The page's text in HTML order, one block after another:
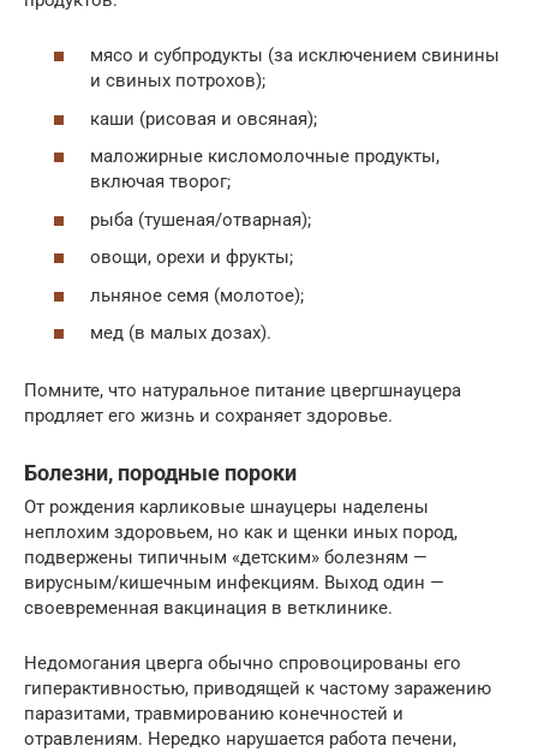
мясо и субпродукты (за исключением свинины
и свиных потрохов);
каши (рисовая и овсяная);
маложирные кисломолочные продукты,
включая творог;
рыба (тушеная/отварная);
овощи, орехи и фрукты;
льняное семя (молотое);
мед (в малых дозах).
Помните, что натуральное питание цвергшнауцера
продляет его жизнь и сохраняет здоровье.
Болезни, породные пороки
От рождения карликовые шнауцеры наделены
неплохим здоровьем, но как и щенки иных пород,
подвержены типичным «детским» болезням —
вирусным/кишечным инфекциям. Выход один —
своевременная вакцинация в ветклинике.
Недомогания цверга обычно спровоцированы его
гиперактивностью, приводящей к частому заражению
паразитами, травмированию конечностей и
отравлениям. Нередко нарушается работа печени,